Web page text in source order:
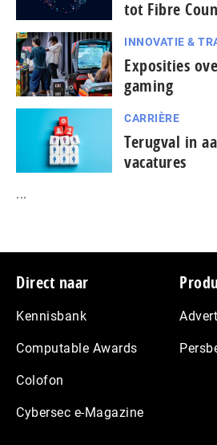
tot Fibre
INNOVATIE &
Exposities
gaming
CARRIÈRE
Terugval in
vacatures
...
Footer
Direct naar
Kennisbank
Computable Awards
Colofon
Cybersec e-Magazine